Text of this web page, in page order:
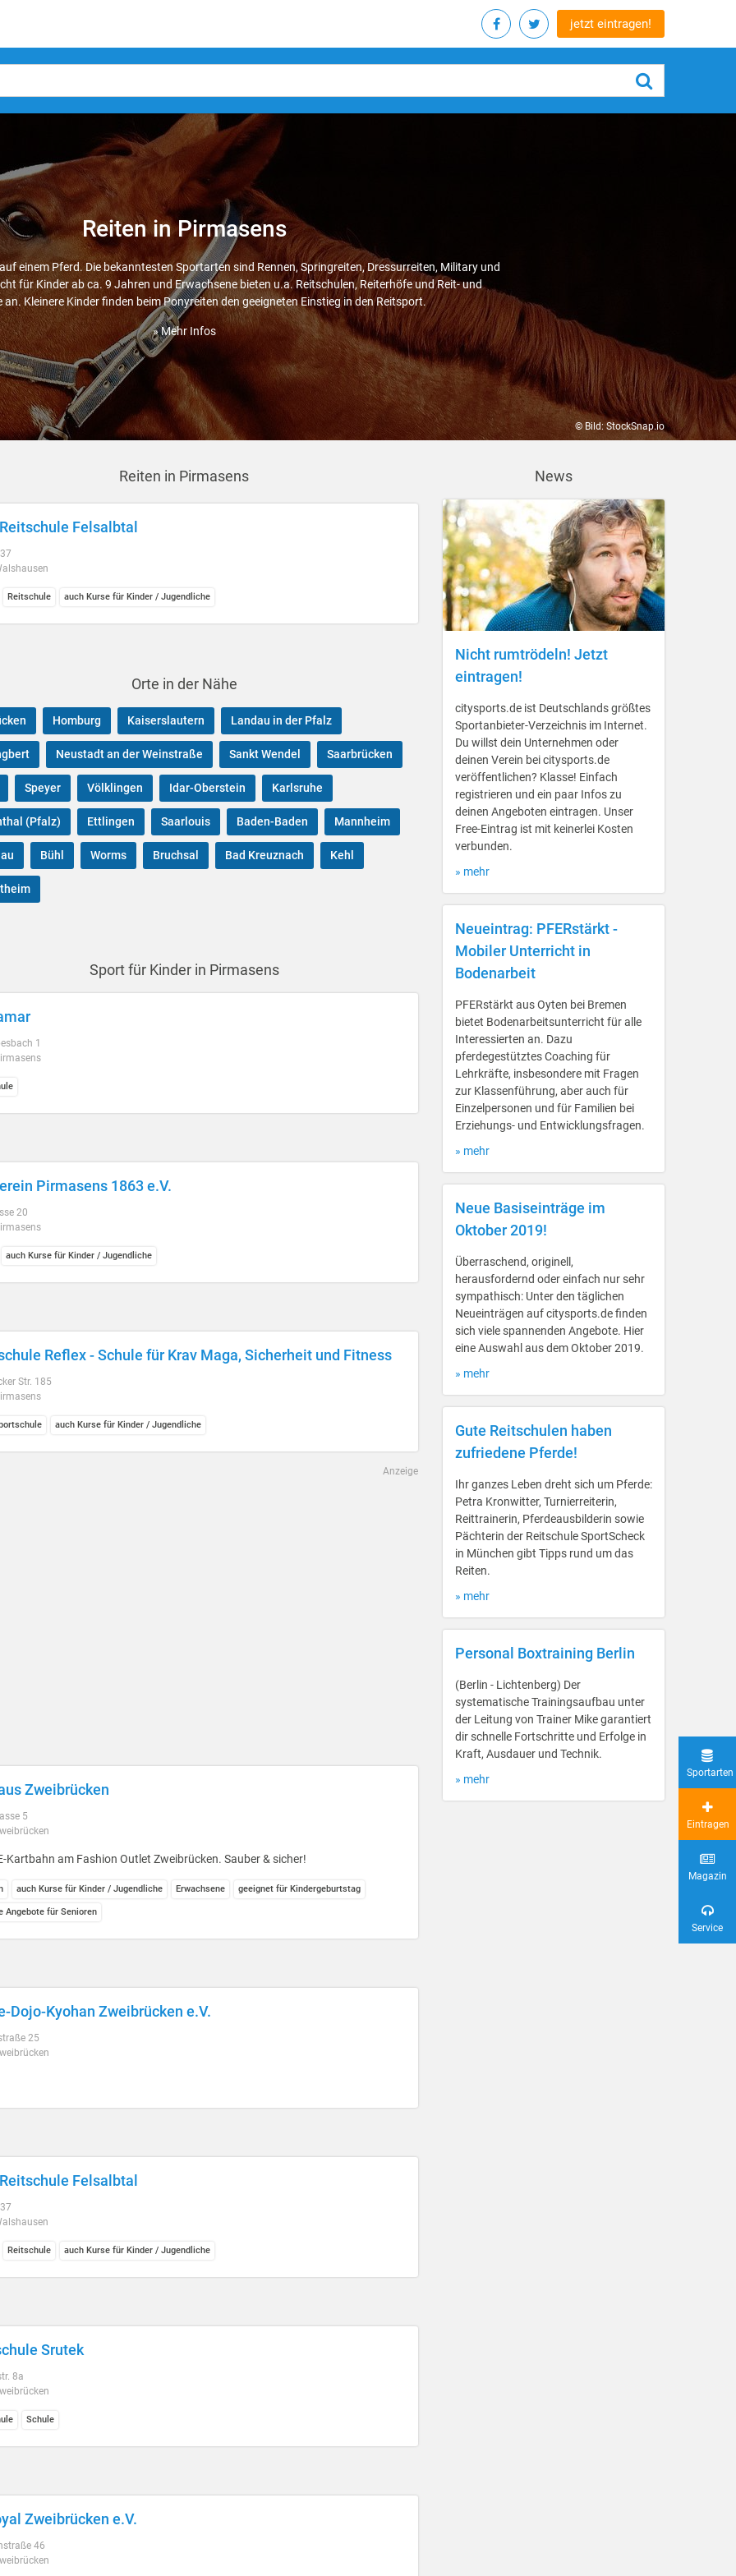
jetzt eintragen!
Reiten in Pirmasens
einem Pferd. Die bekanntesten Sportarten sind Rennen, Springreiten, Dressurreiten, Military und
für Kinder ab ca. 9 Jahren und Erwachsene bieten u.a. Reitschulen, Reiterhöfe und Reit- und
an. Kleinere Kinder finden beim Ponyreiten den geeigneten Einstieg in den Reitsport.
» Mehr Infos
© Bild: StockSnap.io
Reiten in Pirmasens
Felsalbtal
Reitschule auch Kurse für Kinder / Jugendliche
Orte in der Nähe
Homburg Kaiserslautern Landau in der Pfalz
Neustadt an der Weinstraße Sankt Wendel Saarbrücken
Speyer Völklingen Idar-Oberstein Karlsruhe
(Pfalz) Ettlingen Saarlouis Baden-Baden Mannheim
Bühl Worms Bruchsal Bad Kreuznach Kehl
Sport für Kinder in Pirmasens
1
Pirmasens 1863 e.V.
20
auch Kurse für Kinder / Jugendliche
Reflex - Schule für Krav Maga, Sicherheit und Fitness
Str. 185
auch Kurse für Kinder / Jugendliche
Anzeige
Zweibrücken
5
Kartbahn am Fashion Outlet Zweibrücken. Sauber & sicher!
auch Kurse für Kinder / Jugendliche Erwachsene geeignet für Kindergeburtstag
Angebote für Senioren
Dojo-Kyohan Zweibrücken e.V.
25
Felsalbtal
Reitschule auch Kurse für Kinder / Jugendliche
Srutek
8a
Schule
Zweibrücken e.V.
46
News
Nicht rumtrödeln! Jetzt
eintragen!
citysports.de ist Deutschlands größtes
Sportanbieter-Verzeichnis im Internet.
Du willst dein Unternehmen oder
deinen Verein bei citysports.de
veröffentlichen? Klasse! Einfach
registrieren und ein paar Infos zu
deinen Angeboten eintragen. Unser
Free-Eintrag ist mit keinerlei Kosten
verbunden.
» mehr
Neueintrag: PFERstärkt -
Mobiler Unterricht in
Bodenarbeit
PFERstärkt aus Oyten bei Bremen
bietet Bodenarbeitsunterricht für alle
Interessierten an. Dazu
pferdegestütztes Coaching für
Lehrkräfte, insbesondere mit Fragen
zur Klassenführung, aber auch für
Einzelpersonen und für Familien bei
Erziehungs- und Entwicklungsfragen.
» mehr
Neue Basiseinträge im
Oktober 2019!
Überraschend, originell,
herausfordernd oder einfach nur sehr
sympathisch: Unter den täglichen
Neueinträgen auf citysports.de finden
sich viele spannenden Angebote. Hier
eine Auswahl aus dem Oktober 2019.
» mehr
Gute Reitschulen haben
zufriedene Pferde!
Ihr ganzes Leben dreht sich um Pferde:
Petra Kronwitter, Turnierreiterin,
Reittrainerin, Pferdeausbilderin sowie
Pächterin der Reitschule SportScheck
in München gibt Tipps rund um das
Reiten.
» mehr
Personal Boxtraining Berlin
(Berlin - Lichtenberg) Der
systematische Trainingsaufbau unter
der Leitung von Trainer Mike garantiert
dir schnelle Fortschritte und Erfolge in
Kraft, Ausdauer und Technik.
» mehr
Sportarten
Eintragen
Magazin
Service